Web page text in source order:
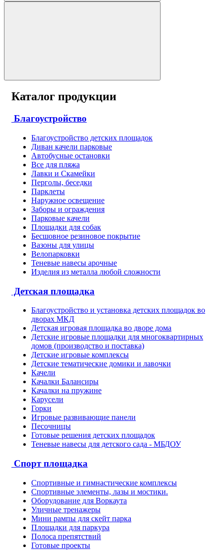
Каталог продукции
Благоустройство
Благоустройство детских площадок
Диван качели парковые
Автобусные остановки
Все для пляжа
Лавки и Скамейки
Перголы, беседки
Парклеты
Наружное освещение
Заборы и ограждения
Парковые качели
Площадки для собак
Бесшовное резиновое покрытие
Вазоны для улицы
Велопарковки
Теневые навесы арочные
Изделия из металла любой сложности
Детская площадка
Благоустройство и установка детских площадок во
дворах МКД
Детская игровая площадка во дворе дома
Детские игровые площадки для многоквартирных
домов (производство и поставка)
Детские игровые комплексы
Детские тематические домики и лавочки
Качели
Качалки Балансиры
Качалки на пружине
Карусели
Горки
Игровые развивающие панели
Песочницы
Готовые решения детских площадок
Теневые навесы для детского сада - МБДОУ
Спорт площадка
Спортивные и гимнастические комплексы
Спортивные элементы, лазы и мостики.
Оборудование для Воркаута
Уличные тренажеры
Мини рампы для скейт парка
Площадки для паркура
Полоса препятствий
Готовые проекты